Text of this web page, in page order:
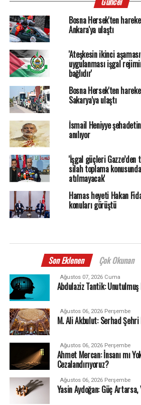
Bosna Hersek'ten
Ankara'ya ulaştı
'Ateşkesin ikinci
uygulanması işgal
bağlıdır'
Bosna Hersek'ten
Sakarya'ya ulaştı
İsmail Heniyye
anılıyor
'İşgal güçleri
silah toplama
atılmayacak'
Hamas heyeti Hakan
konuları görüştü
Son Eklenen Çok Okunan
Ağustos 07, 2026 Cuma
Abdulaziz Tantik:
Ağustos 06, 2026 Perşembe
M. Ali Akbulut: Serhad
Ağustos 06, 2026 Perşembe
Ahmet Mercan: İnsanı mı
Cezalandırıyoruz?
Ağustos 06, 2026 Perşembe
Yasin Aydoğan: Güç Artarsa,